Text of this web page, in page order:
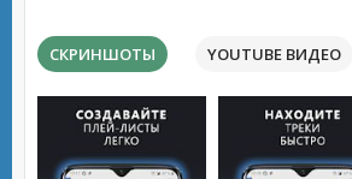
СКРИНШОТЫ YOUTUBE ВИДЕО